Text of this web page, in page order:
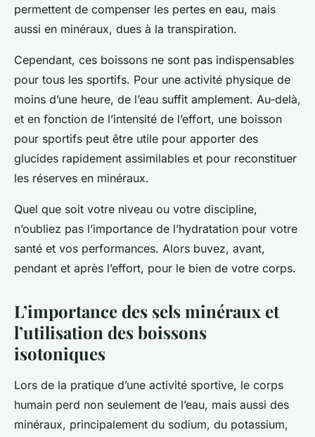
permettent de compenser les pertes en eau, mais
aussi en minéraux, dues à la transpiration.
Cependant, ces boissons ne sont pas indispensables
pour tous les sportifs. Pour une activité physique de
moins d’une heure, de l’eau suffit amplement. Au-delà,
et en fonction de l’intensité de l’effort, une boisson
pour sportifs peut être utile pour apporter des
glucides rapidement assimilables et pour reconstituer
les réserves en minéraux.
Quel que soit votre niveau ou votre discipline,
n’oubliez pas l’importance de l’hydratation pour votre
santé et vos performances. Alors buvez, avant,
pendant et après l’effort, pour le bien de votre corps.
L’importance des sels minéraux et
l’utilisation des boissons
isotoniques
Lors de la pratique d’une activité sportive, le corps
humain perd non seulement de l’eau, mais aussi des
minéraux, principalement du sodium, du potassium,